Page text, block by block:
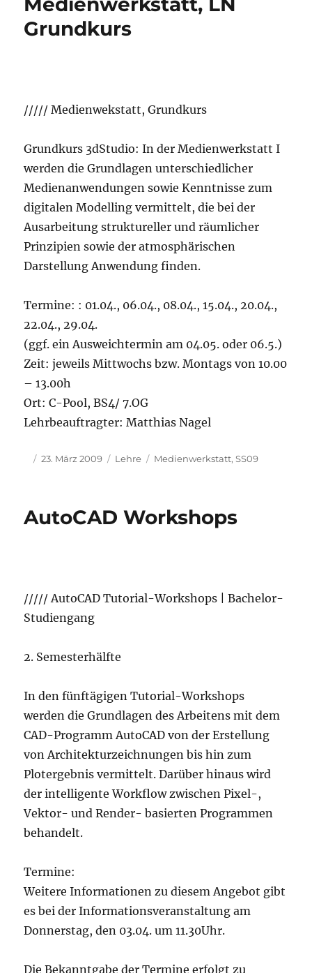
Grundkurs
///// Medienwekstatt, Grundkurs
Grundkurs 3dStudio: In der Medienwerkstatt I
werden die Grundlagen unterschiedlicher
Medienanwendungen sowie Kenntnisse zum
digitalen Modelling vermittelt, die bei der
Ausarbeitung struktureller und räumlicher
Prinzipien sowie der atmosphärischen
Darstellung Anwendung finden.
Termine: : 01.04., 06.04., 08.04., 15.04., 20.04.,
22.04., 29.04.
(ggf. ein Ausweichtermin am 04.05. oder 06.5.)
Zeit: jeweils Mittwochs bzw. Montags von 10.00
– 13.00h
Ort: C-Pool, BS4/ 7.OG
Lehrbeauftragter: Matthias Nagel
AutorVeröffentlicht
23. März 2009 Kategorien
Lehre Schlagwörter
Medienwerkstatt,SS09
AutoCAD Workshops
///// AutoCAD Tutorial-Workshops | Bachelor-
Studiengang
2. Semesterhälfte
In den fünftägigen Tutorial-Workshops
werden die Grundlagen des Arbeitens mit dem
CAD-Programm AutoCAD von der Erstellung
von Architekturzeichnungen bis hin zum
Plotergebnis vermittelt. Darüber hinaus wird
der intelligente Workflow zwischen Pixel-,
Vektor- und Render- basierten Programmen
behandelt.
Termine:
Weitere Informationen zu diesem Angebot gibt
es bei der Informationsveranstaltung am
Donnerstag, den 03.04. um 11.30Uhr.
Die Bekanntgabe der Termine erfolgt zu